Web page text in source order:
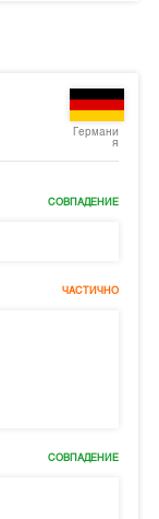
Германи
я
СОВПАДЕНИЕ
ЧАСТИЧНО
СОВПАДЕНИЕ